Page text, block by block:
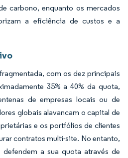
carbono, enquanto os mercados
a eficiência de custos e a
com os dez principais
35% a 40% da quota,
de empresas locais ou de
globais alavancam o capital de
e os portfólios de clientes
contratos multi-site. No entanto,
a sua quota através de